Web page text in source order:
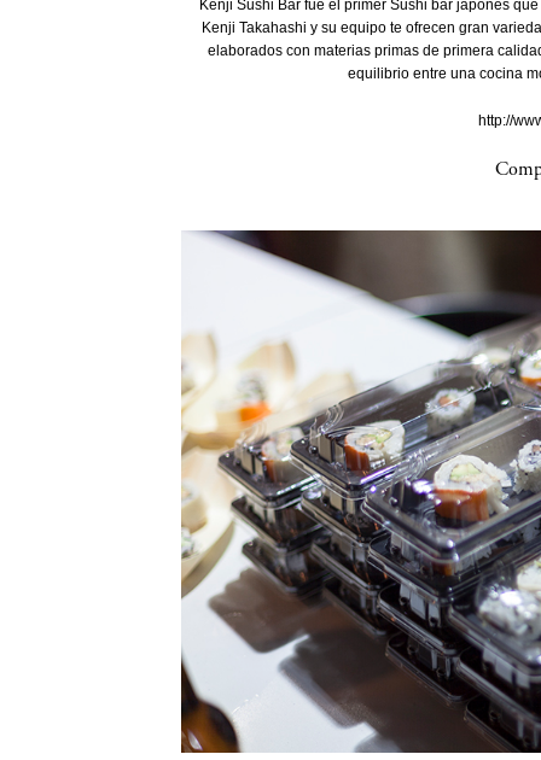
Kenji Sushi Bar fue el primer Sushi bar japonés
Kenji Takahashi y su equipo te ofrecen gran
elaborados con materias primas de primera
equilibrio entre una cocina
http://